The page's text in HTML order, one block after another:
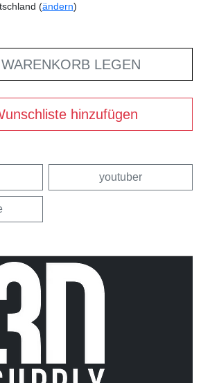
(ändern)
LEGEN
hinzufügen
youtuber